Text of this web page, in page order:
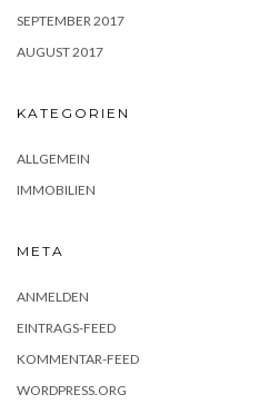
SEPTEMBER 2017
AUGUST 2017
KATEGORIEN
ALLGEMEIN
IMMOBILIEN
META
ANMELDEN
EINTRAGS-FEED
KOMMENTAR-FEED
WORDPRESS.ORG